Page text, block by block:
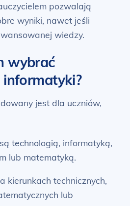
pozwalają
wyniki, nawet jeśli
wiedzy.
wybrać
informatyki?
jest dla uczniów,
technologią, informatyką,
lub matematyką.
kierunkach technicznych,
lub